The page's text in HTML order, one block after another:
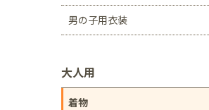
男の子用衣装
大人用
着物